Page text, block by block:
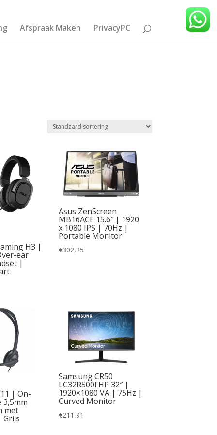
Afspraak Maken PrivacyPC
H3 |
ear
|
Asus ZenScreen
MB16ACE 15.6″ | 1920
x 1080 IPS | 70Hz |
Portable Monitor
€302,25
| On-
3,5mm
met
Samsung CR50
LC32R500FHP 32″ |
1920×1080 VA | 75Hz |
Curved Monitor
€211,91